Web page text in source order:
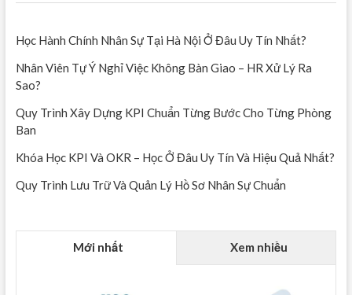
Học Hành Chính Nhân Sự Tại Hà Nội Ở Đâu Uy Tín Nhất?
Nhân Viên Tự Ý Nghỉ Việc Không Bàn Giao – HR Xử Lý Ra
Sao?
Quy Trình Xây Dựng KPI Chuẩn Từng Bước Cho Từng Phòng
Ban
Khóa Học KPI Và OKR – Học Ở Đâu Uy Tín Và Hiệu Quả Nhất?
Quy Trình Lưu Trữ Và Quản Lý Hồ Sơ Nhân Sự Chuẩn
Mới nhất Xem nhiều